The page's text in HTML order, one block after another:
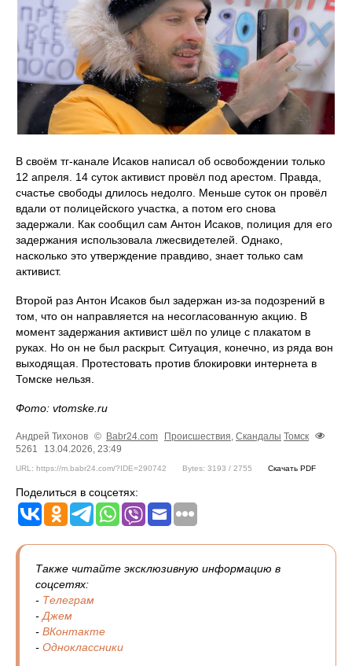
В своём тг-канале Исаков написал об освобождении только
12 апреля. 14 суток активист провёл под арестом. Правда,
счастье свободы длилось недолго. Меньше суток он провёл
вдали от полицейского участка, а потом его снова
задержали. Как сообщил сам Антон Исаков, полиция для его
задержания использовала лжесвидетелей. Однако,
насколько это утверждение правдиво, знает только сам
активист.
Второй раз Антон Исаков был задержан из-за подозрений в
том, что он направляется на несогласованную акцию. В
момент задержания активист шёл по улице с плакатом в
руках. Но он не был раскрыт. Ситуация, конечно, из ряда вон
выходящая. Протестовать против блокировки интернета в
Томске нельзя.
Фото: vtomske.ru
Андрей Тихонов © Babr24.com Происшествия, Скандалы Томск
5261
13.04.2026, 23:49
URL: https://m.babr24.com/?IDE=290742 Bytes: 3193 / 2755 Скачать PDF
Поделиться в соцсетях:
Также читайте эксклюзивную информацию в
соцсетях:
- Телеграм
- Джем
- ВКонтакте
- Одноклассники